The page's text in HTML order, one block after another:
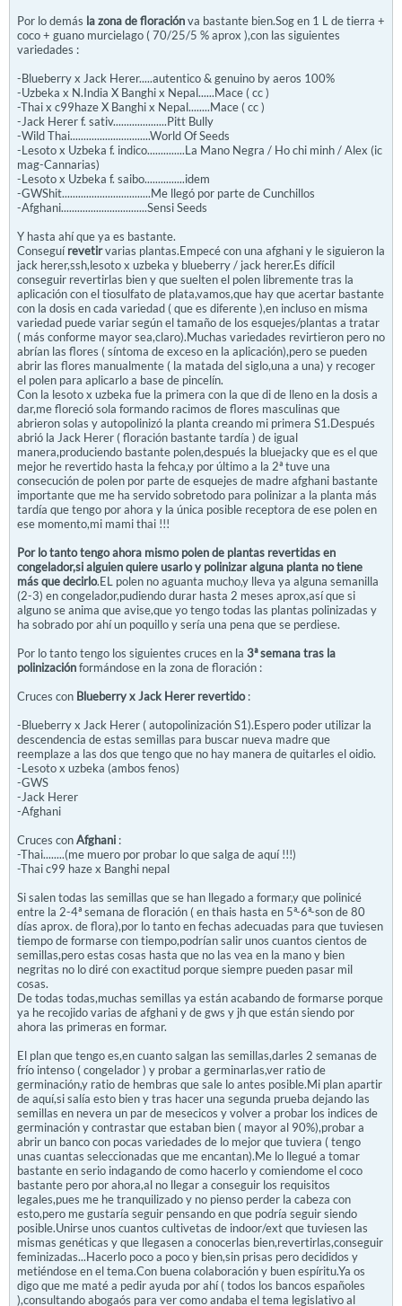
Por lo demás la zona de floraciónva bastante bien.Sog en 1 L de tierra +
coco + guano murcielago ( 70/25/5 % aprox ),con las siguientes
variedades :
-Blueberry x Jack Herer.....autentico & genuino by aeros 100%
-Uzbeka x N.India X Banghi x Nepal......Mace ( cc )
-Thai x c99haze X Banghi x Nepal........Mace ( cc )
-Jack Herer f. sativ....................Pitt Bully
-Wild Thai..............................World Of Seeds
-Lesoto x Uzbeka f. indico..............La Mano Negra / Ho chi minh / Alex (ic
mag-Cannarias)
-Lesoto x Uzbeka f. saibo...............idem
-GWShit.................................Me llegó por parte de Cunchillos
-Afghani................................Sensi Seeds
Y hasta ahí que ya es bastante.
Conseguírevetirvarias plantas.Empecé con una afghani y le siguieron la
jack herer,ssh,lesoto x uzbeka y blueberry / jack herer.Es difícil
conseguir revertirlas bien y que suelten el polen libremente tras la
aplicación con el tiosulfato de plata,vamos,que hay que acertar bastante
con la dosis en cada variedad ( que es diferente ),en incluso en misma
variedad puede variar según el tamaño de los esquejes/plantas a tratar
( más conforme mayor sea,claro).Muchas variedades revirtieron pero no
abrían las flores ( síntoma de exceso en la aplicación),pero se pueden
abrir las flores manualmente ( la matada del siglo,una a una) y recoger
el polen para aplicarlo a base de pincelín.
Con la lesoto x uzbeka fue la primera con la que di de lleno en la dosis a
dar,me floreció sola formando racimos de flores masculinas que
abrieron solas y autopolinizó la planta creando mi primera S1.Después
abrió la Jack Herer ( floración bastante tardía ) de igual
manera,produciendo bastante polen,después la bluejacky que es el que
mejor he revertido hasta la fehca,y por último a la 2ª tuve una
consecución de polen por parte de esquejes de madre afghani bastante
importante que me ha servido sobretodo para polinizar a la planta más
tardía que tengo por ahora y la única posible receptora de ese polen en
ese momento,mi mami thai !!!
Por lo tanto tengo ahora mismo polen de plantas revertidas en
congelador,si alguien quiere usarlo y polinizar alguna planta no tiene
más que decirlo.EL polen no aguanta mucho,y lleva ya alguna semanilla
(2-3) en congelador,pudiendo durar hasta 2 meses aprox,así que si
alguno se anima que avise,que yo tengo todas las plantas polinizadas y
ha sobrado por ahí un poquillo y sería una pena que se perdiese.
Por lo tanto tengo los siguientes cruces en la 3ª semana tras la
polinizaciónformándose en la zona de floración :
Cruces con Blueberry x Jack Herer revertido:
-Blueberry x Jack Herer ( autopolinización S1).Espero poder utilizar la
descendencia de estas semillas para buscar nueva madre que
reemplaze a las dos que tengo que no hay manera de quitarles el oidio.
-Lesoto x uzbeka (ambos fenos)
-GWS
-Jack Herer
-Afghani
Cruces conAfghani :
-Thai........(me muero por probar lo que salga de aquí !!!)
-Thai c99 haze x Banghi nepal
Si salen todas las semillas que se han llegado a formar,y que polinicé
entre la 2-4ª semana de floración ( en thais hasta en 5ª-6ª-son de 80
días aprox. de flora),por lo tanto en fechas adecuadas para que tuviesen
tiempo de formarse con tiempo,podrían salir unos cuantos cientos de
semillas,pero estas cosas hasta que no las vea en la mano y bien
negritas no lo diré con exactitud porque siempre pueden pasar mil
cosas.
De todas todas,muchas semillas ya están acabando de formarse porque
ya he recojido varias de afghani y de gws y jh que están siendo por
ahora las primeras en formar.
El plan que tengo es,en cuanto salgan las semillas,darles 2 semanas de
frío intenso ( congelador ) y probar a germinarlas,ver ratio de
germinación,y ratio de hembras que sale lo antes posible.Mi plan apartir
de aquí,si salía esto bien y tras hacer una segunda prueba dejando las
semillas en nevera un par de mesecicos y volver a probar los indices de
germinación y contrastar que estaban bien ( mayor al 90%),probar a
abrir un banco con pocas variedades de lo mejor que tuviera ( tengo
unas cuantas seleccionadas que me encantan).Me lo llegué a tomar
bastante en serio indagando de como hacerlo y comiendome el coco
bastante pero por ahora,al no llegar a conseguir los requisitos
legales,pues me he tranquilizado y no pienso perder la cabeza con
esto,pero me gustaría seguir pensando en que podría seguir siendo
posible.Unirse unos cuantos cultivetas de indoor/ext que tuviesen las
mismas genéticas y que llegasen a conocerlas bien,revertirlas,conseguir
feminizadas...Hacerlo poco a poco y bien,sin prisas pero decididos y
metiéndose en el tema.Con buena colaboración y buen espíritu.Ya os
digo que me maté a pedir ayuda por ahí ( todos los bancos españoles
),consultando abogaós para ver como andaba el tema legislativo al